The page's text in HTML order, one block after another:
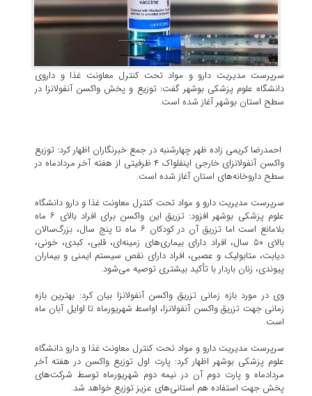
سرپرست مدیریت دارو و مواد تحت کنترل معاونت غذا و داروی
دانشگاه علوم پزشکی بوشهر گفت: توزیع و پخش واکسن آنفولانزا در
سطح استان بوشهر آغاز شده است.
احمدرضا کریمی زاده ظهر چهارشنبه در جمع خبرنگاران اظهار کرد: توزیع
واکسن آنفولانزای خارجی اینفلواک ۴ ظرفیتی از هفته آخر مردادماه در
سطح داروخانه‌های استان آغاز شده است.
سرپرست مدیریت دارو و مواد تحت کنترل معاونت غذا و دارو دانشگاه
علوم پزشکی بوشهر افزود: تزریق این واکسن برای افراد بالای ۶ ماه
بلامانع است اما تزریق آن در کودکان ۶ ماه تا پنج سال، بزرگ‌سالان
بالای ۵۰ سال، افراد دارای بیماری‌های زمینه‌ای، قلبی، کبدی، خونی،
دیابت، متابولیک و عصبی، افراد دارای نقص سیستم ایمنی و بیماران
پیوندی، زنان باردار با تأکید بیشتری توصیه می‌شود.
وی در مورد بازه زمانی تزریق واکسن آنفولانزا بیان کرد: بهترین بازه
زمانی جهت تزریق واکسن آنفولانزا، اواسط شهریورماه تا اوایل آبان ماه
است.
سرپرست مدیریت دارو و مواد تحت کنترل معاونت غذا و دارو دانشگاه
علوم پزشکی بوشهر اظهار کرد: پارت اول توزیع واکسن در هفته آخر
مردادماه و پارت دوم آن در نیمه دوم شهریورماه توسط شرکت‌های
پخش جهت استفاده هم استانی‌های عزیز توزیع خواهد شد.